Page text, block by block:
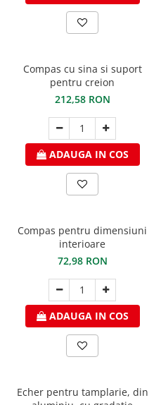
Compas cu sina si suport
pentru creion
212,58 RON
ADAUGA IN COS
Compas pentru dimensiuni
interioare
72,98 RON
ADAUGA IN COS
Echer pentru tamplarie, din